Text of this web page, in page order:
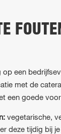
een
met de
een goede
vegetarische,
deze tijdig bij